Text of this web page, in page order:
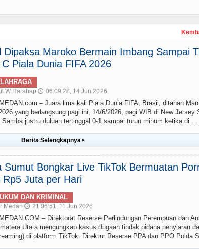
Dipaksa Maroko Bermain Imbang Sampai
Piala Dunia FIFA 2026
W Harahap 🕔 06:09:28, 14 Jun 2026
– Juara lima kali Piala Dunia FIFA, Brasil, ditahan
yang berlangsung pagi ini, 14/6/2026, pagi WIB di New Jersey
justru duluan tertinggal 0-1 sampai turun minum ketika di . . .
Berita Selengkapnya ▸
Sumut Bongkar Live TikTok Bermuatan
Rp5 Juta per Hari
DAN KRIMINAL
Medan 🕔 21:06:51, 11 Jun 2026
– Direktorat Reserse Perlindungan Perempuan dan
Utara mengungkap kasus dugaan tindak pidana penyiaran
di platform TikTok. Direktur Reserse PPA dan PPO Polda